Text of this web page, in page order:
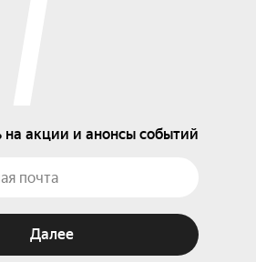
акции и анонсы событий
Далее